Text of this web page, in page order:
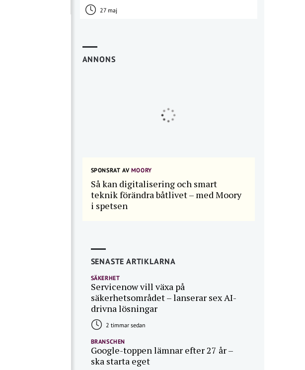
27 maj
ANNONS
SPONSRAT AVMOORY
Så kan digitalisering och smart
teknik förändra båtlivet – med Moory
i spetsen
SENASTE ARTIKLARNA
SÄKERHET
Servicenow vill växa på
säkerhetsområdet – lanserar sex AI-
drivna lösningar
2 timmar sedan
BRANSCHEN
Google-toppen lämnar efter 27 år –
ska starta eget